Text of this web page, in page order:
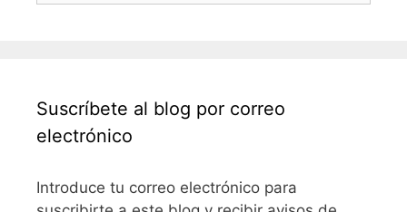
Suscríbete al blog por correo
electrónico
Introduce tu correo electrónico para